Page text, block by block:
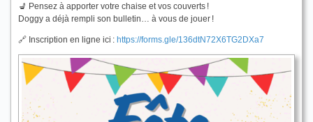
💺 Pensez à apporter votre chaise et vos couverts !
Doggy a déjà rempli son bulletin… à vous de jouer !
🔗 Inscription en ligne ici : https://forms.gle/136dtN72X6TG2DXa7